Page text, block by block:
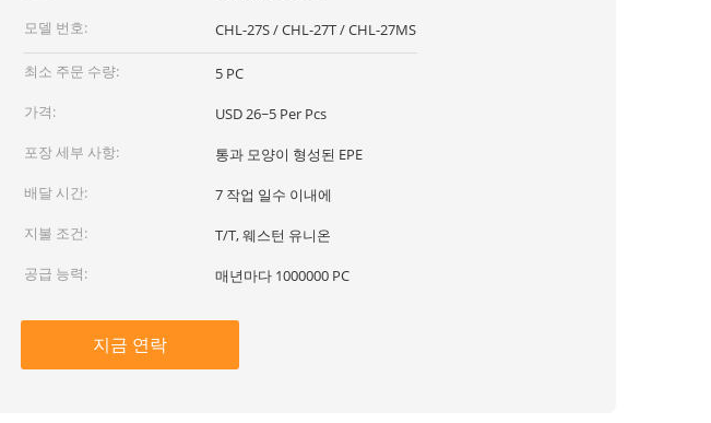
모델 번호:
CHL-27S / CHL-27T / CHL-27MS
최소 주문 수량:
5 PC
가격:
USD 26~5 Per Pcs
포장 세부 사항:
통과 모양이 형성된 EPE
배달 시간:
7 작업 일수 이내에
지불 조건:
T/T, 웨스턴 유니온
공급 능력:
매년마다 1000000 PC
지금 연락